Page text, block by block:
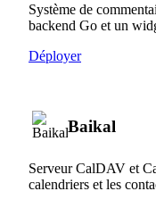
Système de
backend Go et un
Déployer
Baikal
Serveur CalDAV et
calendriers et les